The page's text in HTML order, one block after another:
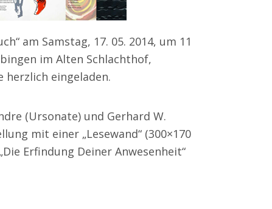
am Samstag, 17. 05. 2014, um 11
im Alten Schlachthof,
herzlich eingeladen.
(Ursonate) und Gerhard W.
mit einer „Lesewand“ (300×170
Erfindung Deiner Anwesenheit“